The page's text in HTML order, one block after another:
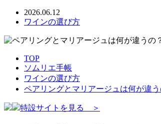
2026.06.12
ワインの選び方
TOP
ソムリエ手帳
ワインの選び方
ペアリングとマリアージュは何が違
特設サイトを見る ＞